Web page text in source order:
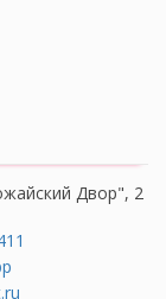
Двор", 2